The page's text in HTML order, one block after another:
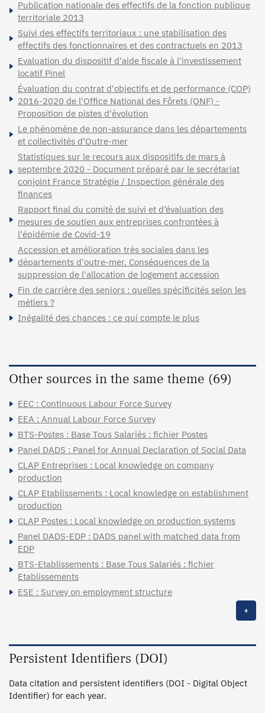
Publication nationale des effectifs de la fonction publique
territoriale 2013
Suivi des effectifs territoriaux : une stabilisation des
effectifs des fonctionnaires et des contractuels en 2013
Evaluation du dispositif d'aide fiscale à l'investissement
locatif Pinel
Évaluation du contrat d'objectifs et de performance (COP)
2016-2020 de l'Office National des Fôrets (ONF) -
Proposition de pistes d'évolution
Le phénomène de non-assurance dans les départements
et collectivités d’Outre-mer
Statistiques sur le recours aux dispositifs de mars à
septembre 2020 - Document préparé par le secrétariat
conjoint France Stratégie / Inspection générale des
finances
Rapport final du comité de suivi et d’évaluation des
mesures de soutien aux entreprises confrontées à
l'épidémie de Covid-19
Accession et amélioration très sociales dans les
départements d'outre-mer. Conséquences de la
suppression de l'allocation de logement accession
Fin de carrière des seniors : quelles spécificités selon les
métiers ?
Inégalité des chances : ce qui compte le plus
Other sources in the same theme (69)
EEC : Continuous Labour Force Survey
EEA : Annual Labour Force Survey
BTS-Postes : Base Tous Salariés : fichier Postes
Panel DADS : Panel for Annual Declaration of Social Data
CLAP Entreprises : Local knowledge on company
production
CLAP Etablissements : Local knowledge on establishment
production
CLAP Postes : Local knowledge on production systems
Panel DADS-EDP : DADS panel with matched data from
EDP
BTS-Etablissements : Base Tous Salariés : fichier
Etablissements
ESE : Survey on employment structure
+
Persistent Identifiers (DOI)
Data citation and persistent identifiers (DOI - Digital Object
Identifier) for each year.